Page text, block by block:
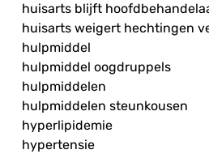
huisarts blijft
huisarts weigert hechtingen
hulpmiddel
hulpmiddel oogdruppels
hulpmiddelen
hulpmiddelen steunkousen
hyperlipidemie
hypertensie